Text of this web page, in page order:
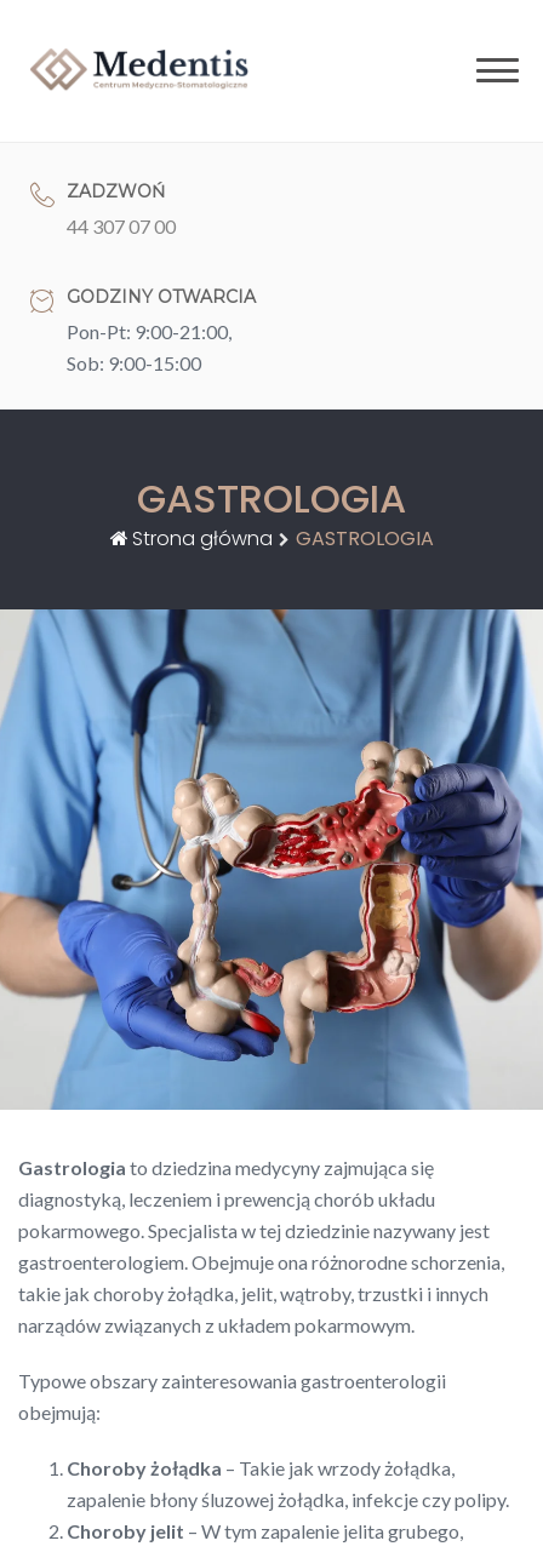
content
ZADZWOŃ
44 307 07 00
GODZINY OTWARCIA
Pon-Pt: 9:00-21:00,
Sob: 9:00-15:00
GASTROLOGIA
Strona główna GASTROLOGIA
Gastrologia to dziedzina medycyny zajmująca się
diagnostyką, leczeniem i prewencją chorób układu
pokarmowego. Specjalista w tej dziedzinie nazywany jest
gastroenterologiem. Obejmuje ona różnorodne schorzenia,
takie jak choroby żołądka, jelit, wątroby, trzustki i innych
narządów związanych z układem pokarmowym.
Typowe obszary zainteresowania gastroenterologii
obejmują:
Choroby żołądka – Takie jak wrzody żołądka,
zapalenie błony śluzowej żołądka, infekcje czy polipy.
Choroby jelit – W tym zapalenie jelita grubego,